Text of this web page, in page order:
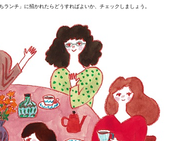
ランチ」に招かれたらどうすればよいか、チェックしましょう。